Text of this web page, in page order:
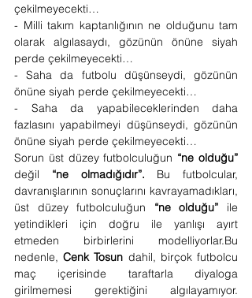
çekilmeyecekti…
- Milli takım kaptanlığının ne olduğunu tam
olarak algılasaydı, gözünün önüne siyah
perde çekilmeyecekti…
- Saha da futbolu düşünseydi, gözünün
önüne siyah perde çekilmeyecekti…
- Saha da yapabileceklerinden daha
fazlasını yapabilmeyi düşünseydi, gözünün
önüne siyah perde çekilmeyecekti…
Sorun üst düzey futbolculuğun
değil “ne olmadığıdır”. Bu futbolcular,
davranışlarının sonuçlarını kavrayamadıkları,
üst düzey futbolculuğun “ne olduğu” ile
yetindikleri için doğru ile yanlışı ayırt
etmeden birbirlerini modelliyorlar.Bu
nedenle, Cenk Tosun dahil, birçok futbolcu
maç içerisinde taraftarla diyaloga
girilmemesi gerektiğini algılayamıyor.